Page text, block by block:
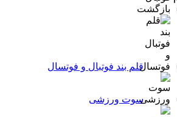
بازگشت
قلم بند فوتبال و فوتسال
سوت ورزشی